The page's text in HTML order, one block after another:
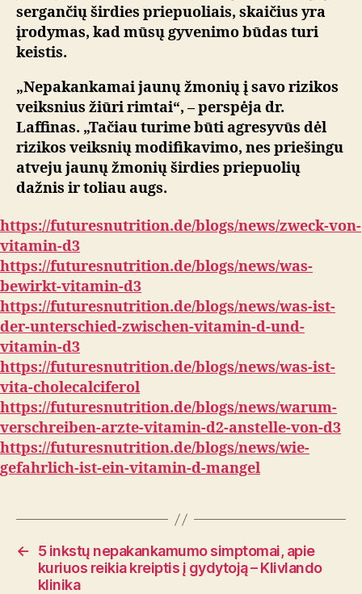
sergančių širdies priepuoliais, skaičius yra
įrodymas, kad mūsų gyvenimo būdas turi
keistis.
„Nepakankamai jaunų žmonių į savo rizikos
veiksnius žiūri rimtai“, – perspėja dr.
Laffinas. „Tačiau turime būti agresyvūs dėl
rizikos veiksnių modifikavimo, nes priešingu
atveju jaunų žmonių širdies priepuolių
dažnis ir toliau augs.
https://futuresnutrition.de/blogs/news/zweck-von-
vitamin-d3
https://futuresnutrition.de/blogs/news/was-
bewirkt-vitamin-d3
https://futuresnutrition.de/blogs/news/was-ist-
der-unterschied-zwischen-vitamin-d-und-
vitamin-d3
https://futuresnutrition.de/blogs/news/was-ist-
vita-cholecalciferol
https://futuresnutrition.de/blogs/news/warum-
verschreiben-arzte-vitamin-d2-anstelle-von-d3
https://futuresnutrition.de/blogs/news/wie-
gefahrlich-ist-ein-vitamin-d-mangel
←
5 inkstų nepakankamumo simptomai, apie
kuriuos reikia kreiptis į gydytoją – Klivlando
klinika